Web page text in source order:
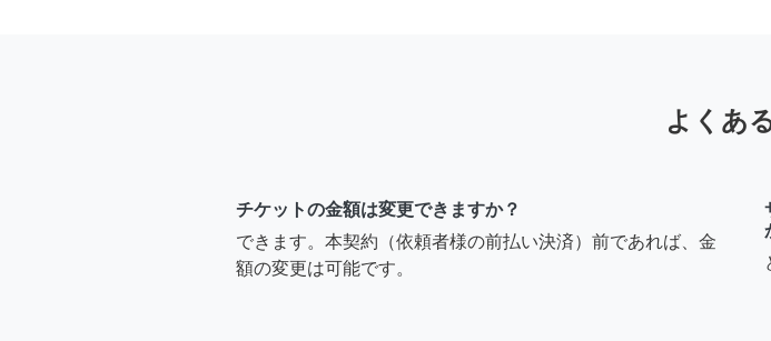
よくあ
チケットの金額は変更できますか？
できます。本契約（依頼者様の前払い決済）前であれば、金
額の変更は可能です。